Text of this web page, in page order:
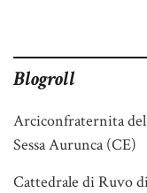
Blogroll
Arciconfraternita
Sessa Aurunca (CE)
Cattedrale di Ruvo